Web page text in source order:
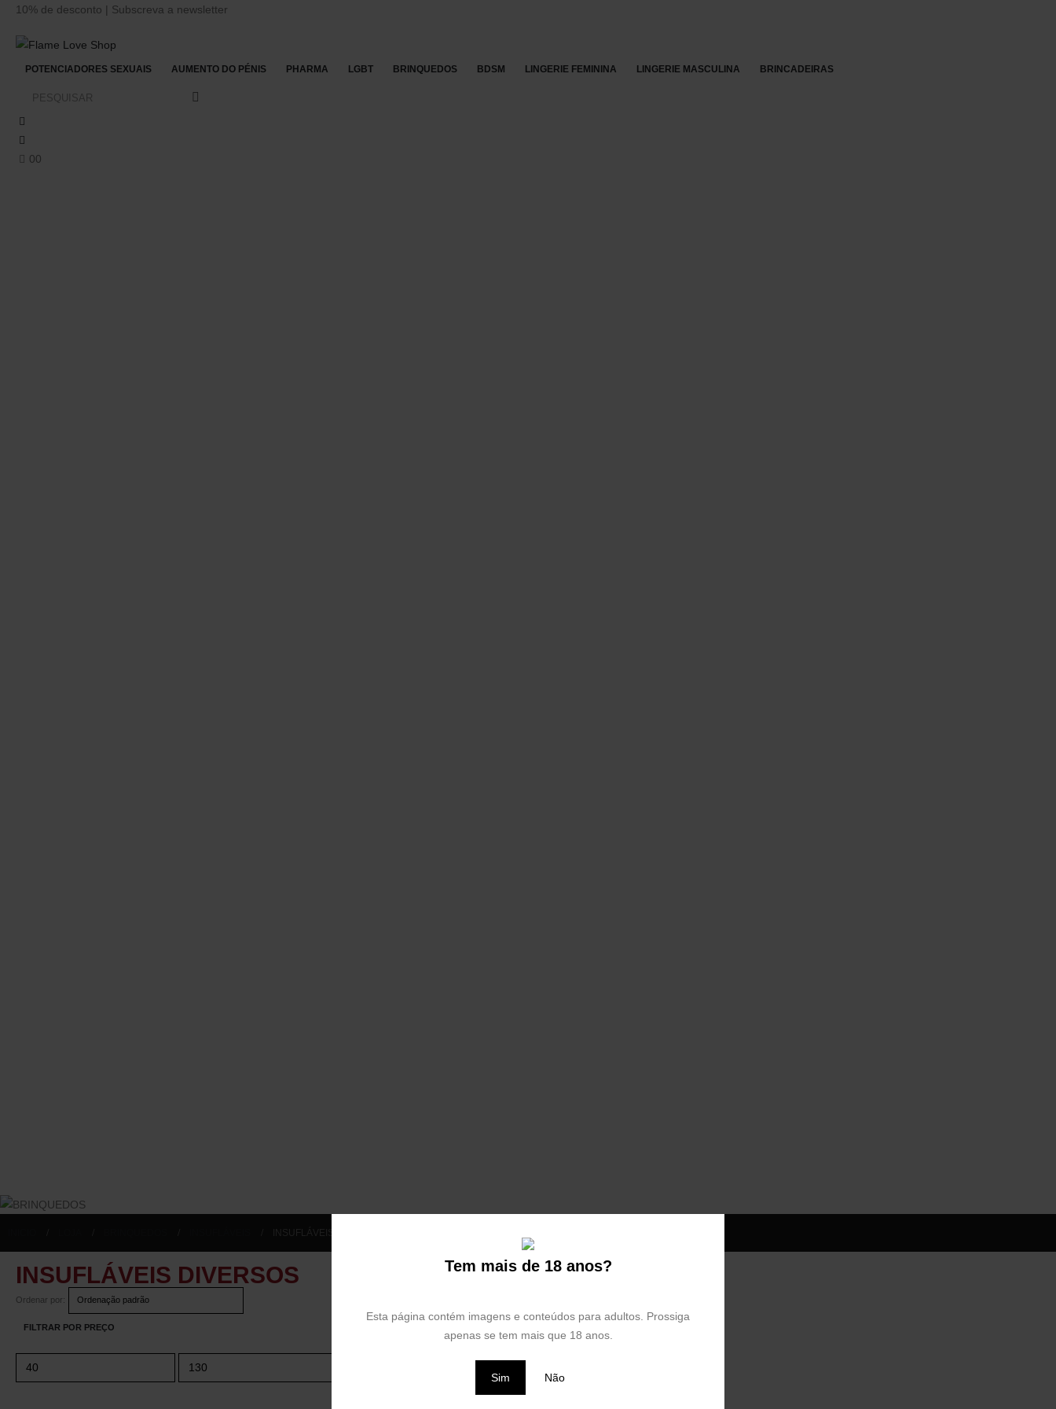
Tem mais de 18 anos?
Esta página contém imagens e conteúdos para adultos. Prossiga
apenas se tem mais que 18 anos.
Sim Não
10% de desconto | Subscreva a newsletter
POTENCIADORES SEXUAIS AUMENTO DO PÉNIS PHARMA LGBT BRINQUEDOS BDSM LINGERIE FEMININA LINGERIE MASCULINA BRINCADEIRAS
00
INSUFLÁVEIS DIVERSOS
INSUFLÁVEIS DIVERSOS
Ordenar por:
FILTRAR POR PREÇO